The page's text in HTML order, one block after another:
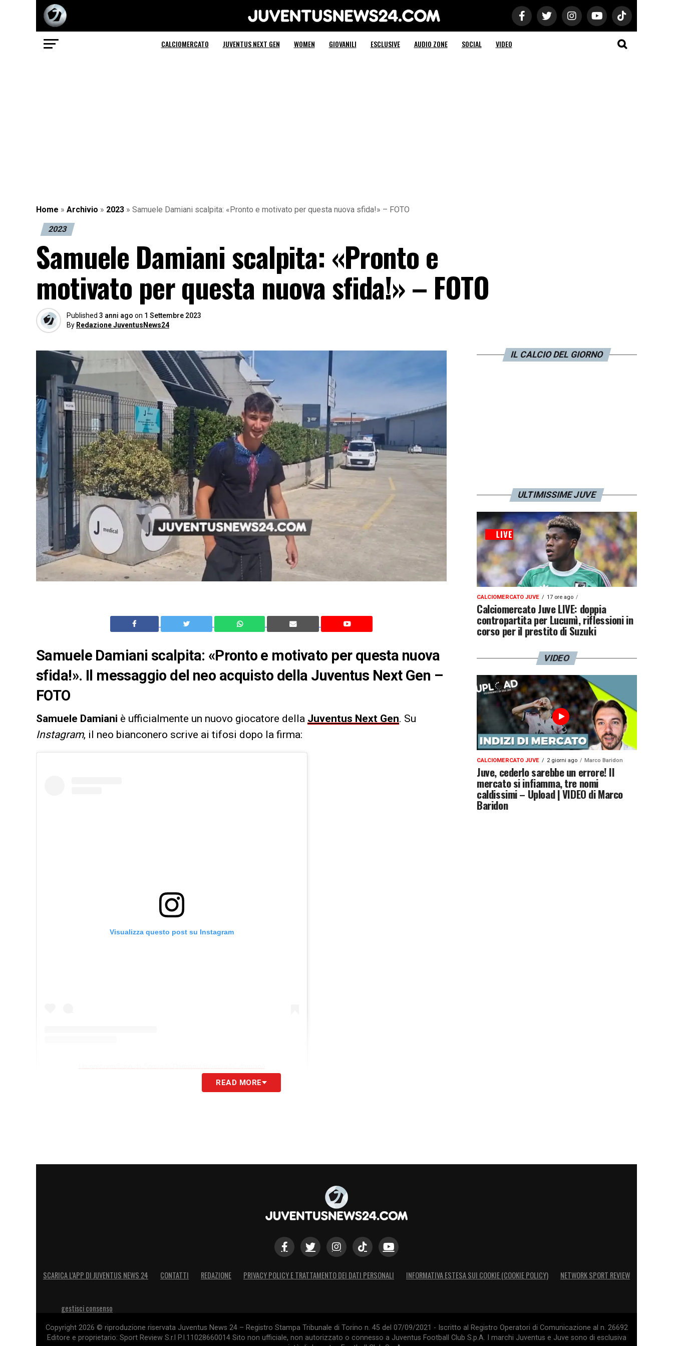
Juventus News 24
CALCIOMERCATO JUVENTUS NEXT GEN WOMEN GIOVANILI ESCLUSIVE AUDIO ZONE SOCIAL VIDEO
Home » Archivio » 2023 » Samuele Damiani scalpita: «Pronto e motivato per questa nuova sfida!» – FOTO
2023
Samuele Damiani scalpita: «Pronto e
motivato per questa nuova sfida!» – FOTO
Published 3 anni ago on 1 Settembre 2023
By Redazione JuventusNews24
Samuele Damiani scalpita: «Pronto e motivato per questa nuova
sfida!». Il messaggio del neo acquisto della Juventus Next Gen –
FOTO
Samuele Damiani è ufficialmente un nuovo giocatore della Juventus Next Gen. Su
Instagram, il neo bianconero scrive ai tifosi dopo la firma:
Visualizza questo post su Instagram
READ MORE
IL CALCIO DEL GIORNO
ULTIMISSIME JUVE
CALCIOMERCATO JUVE 17 ore ago
Calciomercato Juve LIVE: doppia
contropartita per Lucumì, riflessioni in
corso per il prestito di Suzuki
VIDEO
CALCIOMERCATO JUVE 2 giorni ago Marco Baridon
Juve, cederlo sarebbe un errore! Il
mercato si infiamma, tre nomi
caldissimi – Upload | VIDEO di Marco
Baridon
SCARICA L’APP DI JUVENTUS NEWS 24 CONTATTI REDAZIONE PRIVACY POLICY E TRATTAMENTO DEI DATI PERSONALI INFORMATIVA ESTESA SUI COOKIE (COOKIE POLICY) NETWORK SPORT REVIEW
gestisci consenso
Copyright 2026 © riproduzione riservata Juventus News 24 – Registro Stampa Tribunale di Torino n. 45 del 07/09/2021 - Iscritto al Registro Operatori di Comunicazione al n. 26692
Editore e proprietario: Sport Review S.r.l P.I.11028660014 Sito non ufficiale, non autorizzato o connesso a Juventus Football Club S.p.A. I marchi Juventus e Juve sono di esclusiva